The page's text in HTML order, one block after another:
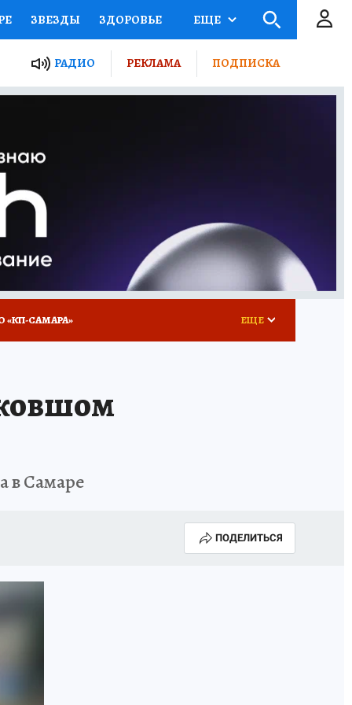
ЗВЕЗДЫ ЗДОРОВЬЕ
ПРОЕКТЫ РОССИИ
ПУТЕВОДИТЕЛЬ
ЕЩЕ
РАДИО РЕКЛАМА ПОДПИСКА
«КП-САМАРА»
ДЕНЬ ПОБЕДЫ В САМАРЕ 2025
ЕЩЕ
в Самаре
ПОДЕЛИТЬСЯ